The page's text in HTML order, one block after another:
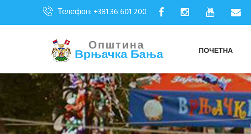
Телефон: +381 36 601 200
ПОЧЕТНА